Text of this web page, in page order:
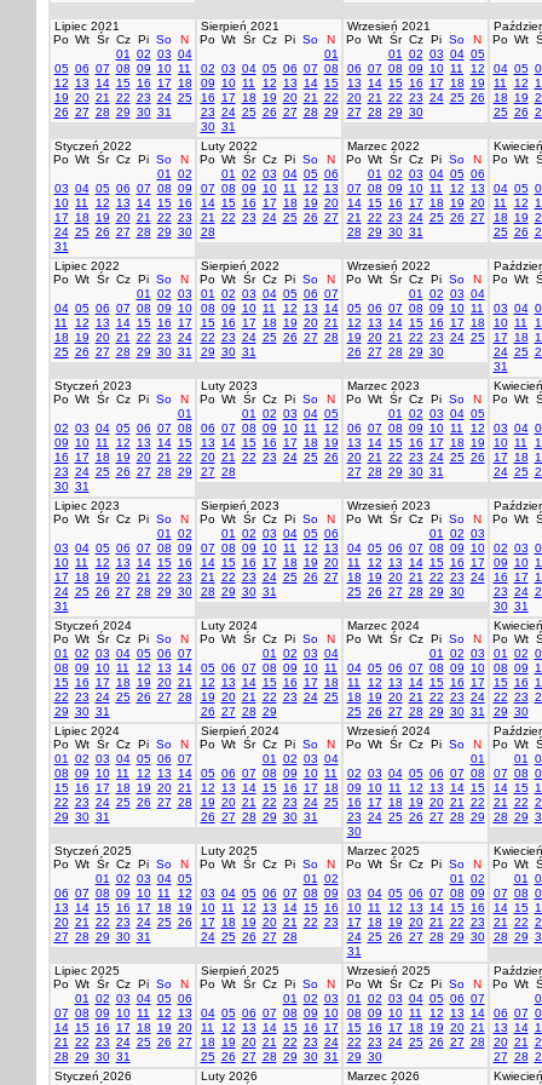
Lipiec 2021
Po Wt Śr Cz Pi So
N
01
02 03 04
05 06 07 08 09 10 11
12
13 14 15 16 17
18
19 20 21 22 23 24 25
26 27 28 29 30 31
Sierpień 2021
Po Wt Śr Cz Pi So
N
01
02 03 04 05 06 07 08
09
10 11 12 13 14 15
16
17 18 19 20 21
22
23 24 25 26 27 28 29
30 31
Wrzesień 2021
Po Wt Śr Cz Pi So
N
01
02 03 04 05
06 07 08 09 10 11
12
13
14 15 16 17 18
19
20 21 22 23 24 25 26
27 28 29 30
Po Wt
04 05
11
12
18
19
25 26
Styczeń 2022
Po Wt Śr Cz Pi So
N
01
02
03 04 05 06 07 08 09
10 11 12 13 14 15 16
17
18 19 20 21 22 23
24 25 26 27 28 29 30
31
Luty 2022
Po Wt Śr Cz Pi So
N
01
02 03 04 05 06
07 08 09 10 11 12
13
14 15 16 17 18 19 20
21
22 23 24 25 26 27
28
Marzec 2022
Po Wt Śr Cz Pi So
N
01
02 03 04 05 06
07 08 09 10 11 12
13
14 15 16 17 18 19 20
21
22 23 24 25 26 27
28 29 30 31
Po Wt
04 05
11
12
18
19
25 26
Lipiec 2022
Po Wt Śr Cz Pi So
N
01
02 03
04 05 06 07 08 09
10
11
12 13 14 15 16
17
18
19 20 21 22 23 24
25 26 27 28 29 30 31
Sierpień 2022
Po Wt Śr Cz Pi So
N
01
02 03 04 05 06 07
08 09 10 11 12 13
14
15 16 17 18 19 20 21
22 23 24 25 26 27 28
29 30 31
Wrzesień 2022
Po Wt Śr Cz Pi So
N
01
02 03 04
05 06 07 08 09 10 11
12
13 14 15 16 17
18
19 20 21 22 23 24 25
26 27 28 29 30
Po Wt
03 04
10 11
17
18
24 25
31
Styczeń 2023
Po Wt Śr Cz Pi So
N
01
02 03 04 05 06 07 08
09
10 11 12 13 14 15
16
17 18 19 20 21
22
23 24 25 26 27 28 29
30 31
Luty 2023
Po Wt Śr Cz Pi So
N
01
02 03 04 05
06 07 08 09 10 11
12
13
14 15 16 17 18
19
20 21 22 23 24 25 26
27 28
Marzec 2023
Po Wt Śr Cz Pi So
N
01
02 03 04 05
06 07 08 09 10 11
12
13
14 15 16 17 18
19
20 21 22 23 24 25 26
27 28 29 30 31
Po Wt
03 04
10 11
17
18
24 25
Lipiec 2023
Po Wt Śr Cz Pi So
N
01
02
03 04 05 06 07 08 09
10 11 12 13 14 15 16
17
18 19 20 21 22 23
24 25 26 27 28 29 30
31
Sierpień 2023
Po Wt Śr Cz Pi So
N
01
02 03 04 05 06
07 08 09 10 11 12
13
14 15 16 17 18 19 20
21
22 23 24 25 26 27
28 29 30 31
Wrzesień 2023
Po Wt Śr Cz Pi So
N
01
02 03
04 05 06 07 08 09
10
11
12 13 14 15 16
17
18
19 20 21 22 23 24
25 26 27 28 29 30
Po Wt
02 03
09
10
16
17
23 24
30 31
Styczeń 2024
Po Wt Śr Cz Pi So
N
01
02 03 04 05 06 07
08 09 10 11 12 13
14
15 16 17 18 19 20 21
22 23 24 25 26 27 28
29 30 31
Luty 2024
Po Wt Śr Cz Pi So
N
01
02 03 04
05 06 07 08 09 10 11
12
13 14 15 16 17
18
19 20 21 22 23 24 25
26 27 28 29
Marzec 2024
Po Wt Śr Cz Pi So
N
01
02 03
04 05 06 07 08 09
10
11
12 13 14 15 16
17
18
19 20 21 22 23 24
25 26 27 28 29 30 31
Po Wt
01
02
08 09
15 16
22 23
29 30
Lipiec 2024
Po Wt Śr Cz Pi So
N
01
02 03 04 05 06 07
08 09 10 11 12 13
14
15 16 17 18 19 20 21
22 23 24 25 26 27 28
29 30 31
Sierpień 2024
Po Wt Śr Cz Pi So
N
01
02 03 04
05 06 07 08 09 10 11
12
13 14 15 16 17
18
19 20 21 22 23 24 25
26 27 28 29 30 31
Wrzesień 2024
Po Wt Śr Cz Pi So
N
01
02 03 04 05 06 07 08
09
10 11 12 13 14 15
16
17 18 19 20 21
22
23 24 25 26 27 28 29
30
Po Wt
01
07 08
14 15
21
22
28 29
Styczeń 2025
Po Wt Śr Cz Pi So
N
01
02 03 04 05
06 07 08 09 10 11
12
13
14 15 16 17 18
19
20 21 22 23 24 25 26
27 28 29 30 31
Luty 2025
Po Wt Śr Cz Pi So
N
01
02
03 04 05 06 07 08 09
10 11 12 13 14 15 16
17
18 19 20 21 22 23
24 25 26 27 28
Marzec 2025
Po Wt Śr Cz Pi So
N
01
02
03 04 05 06 07 08 09
10 11 12 13 14 15 16
17
18 19 20 21 22 23
24 25 26 27 28 29 30
31
Po Wt
01
07 08
14 15
21
22
28 29
Lipiec 2025
Po Wt Śr Cz Pi So
N
01
02 03 04 05 06
07 08 09 10 11 12
13
14 15 16 17 18 19 20
21
22 23 24 25 26 27
28 29 30 31
Sierpień 2025
Po Wt Śr Cz Pi So
N
01
02 03
04 05 06 07 08 09
10
11
12 13 14 15 16
17
18
19 20 21 22 23 24
25 26 27 28 29 30 31
Wrzesień 2025
Po Wt Śr Cz Pi So
N
01
02 03 04 05 06 07
08 09 10 11 12 13
14
15 16 17 18 19 20 21
22 23 24 25 26 27 28
29 30
Po Wt
06 07
13
14
20 21
27 28
Styczeń 2026
Luty 2026
Marzec 2026